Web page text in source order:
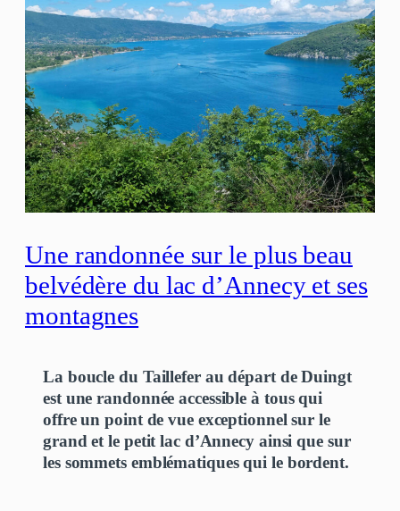
Une randonnée sur le plus beau
belvédère du lac d’Annecy et ses
montagnes
La boucle du Taillefer au départ de Duingt
est une randonnée accessible à tous qui
offre un point de vue exceptionnel sur le
grand et le petit lac d’Annecy ainsi que sur
les sommets emblématiques qui le bordent.